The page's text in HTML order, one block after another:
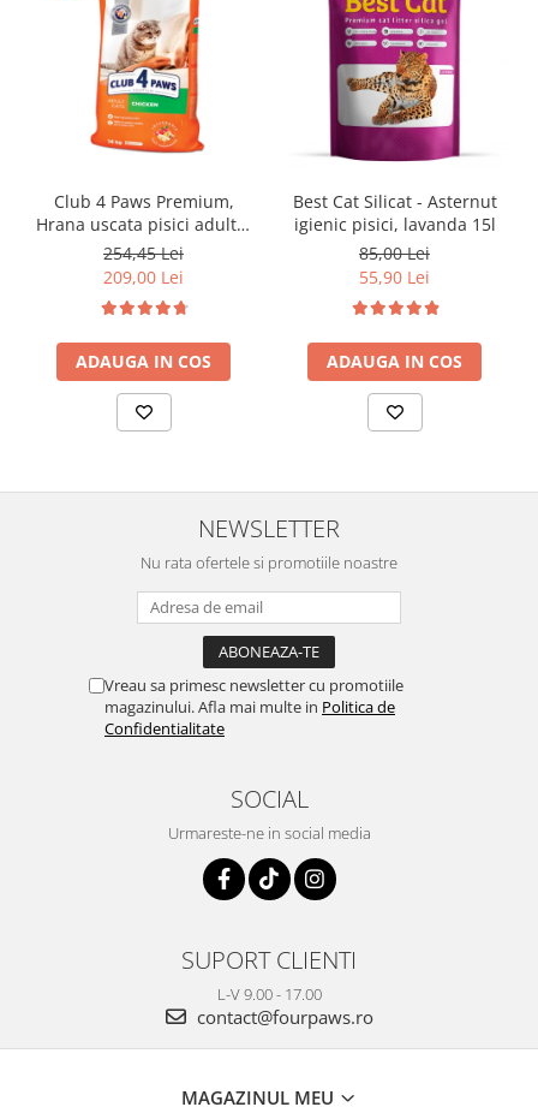
Club 4 Paws Premium,
Hrana uscata pisici adulte,
cu Pui 14kg
254,45 Lei
209,00 Lei
ADAUGA IN COS
Best Cat Silicat - Asternut
igienic pisici, lavanda 15l
85,00 Lei
55,90 Lei
ADAUGA IN COS
NEWSLETTER
Nu rata ofertele si promotiile noastre
Vreau sa primesc newsletter cu promotiile
magazinului. Afla mai multe in Politica de
Confidentialitate
SOCIAL
Urmareste-ne in social media
SUPORT CLIENTI
L-V 9.00 - 17.00
contact@fourpaws.ro
MAGAZINUL MEU